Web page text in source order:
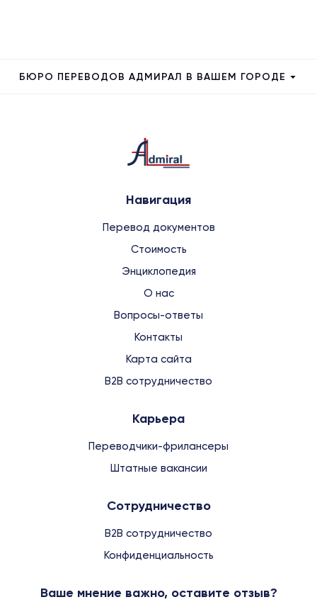
БЮРО ПЕРЕВОДОВ АДМИРАЛ В ВАШЕМ ГОРОДЕ
Навигация
Перевод документов
Стоимость
Энциклопедия
О нас
Вопросы-ответы
Контакты
Карта сайта
B2B сотрудничество
Карьера
Переводчики-фрилансеры
Штатные вакансии
Сотрудничество
B2B сотрудничество
Конфиденциальность
Ваше мнение важно, оставите отзыв?